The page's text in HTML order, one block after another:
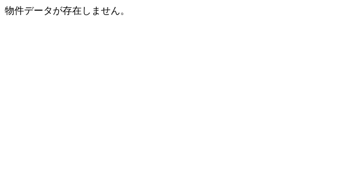
物件データが存在しません。